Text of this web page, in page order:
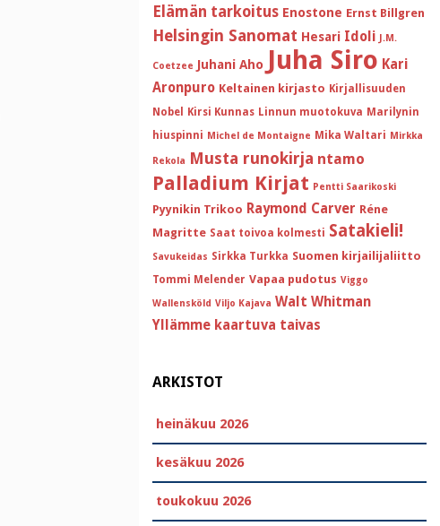
Elämän tarkoitus Enostone Ernst Billgren
Helsingin Sanomat Hesari Idoli J.M.
Coetzee Juhani Aho Juha Siro Kari
Aronpuro Keltainen kirjasto Kirjallisuuden
Nobel
Kirsi Kunnas Linnun muotokuva Marilynin
hiuspinni Michel de Montaigne Mika Waltari Mirkka
Rekola Musta runokirja ntamo
Palladium Kirjat Pentti Saarikoski
Pyynikin Trikoo Raymond Carver Réne
Magritte Saat toivoa kolmesti Satakieli!
Savukeidas Sirkka Turkka Suomen kirjailijaliitto
Tommi Melender Vapaa pudotus Viggo
Wallensköld Viljo Kajava Walt Whitman
Yllämme kaartuva taivas
ARKISTOT
heinäkuu 2026
kesäkuu 2026
toukokuu 2026